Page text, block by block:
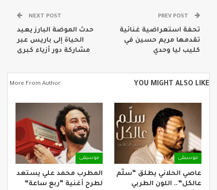
تحفة استعراضية غنائية
تقدمها مريم حسين في
كليب ليا وحدي
NEXT POST
حدث الموضة البارز يعيد
الحياة إلى باريس عبر
مشاركة دور أزياء كبرى
YOU MIGHT ALSO LIKE
More From Author
موسيقى
عاصي الحلاني يطلق “سلّم
عالكل”.. اللون الطربي
موسيقى
المطرب محمد علي يستعد
لطرح أغنية “ربع ساعة”